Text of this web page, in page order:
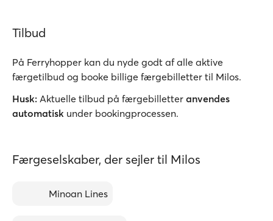
Tilbud
På Ferryhopper kan du nyde godt af alle aktive
færgetilbud og booke billige færgebilletter til Milos.
Husk: Aktuelle tilbud på færgebilletter anvendes
automatisk under bookingprocessen.
Færgeselskaber, der sejler til Milos
Minoan Lines